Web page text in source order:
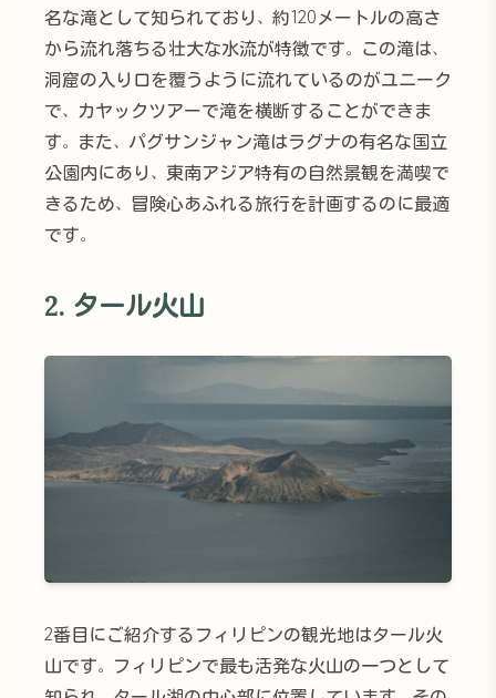
名な滝として知られており、約120メートルの高さ
から流れ落ちる壮大な水流が特徴です。この滝は、
洞窟の入り口を覆うように流れているのがユニーク
で、カヤックツアーで滝を横断することができま
す。また、パグサンジャン滝はラグナの有名な国立
公園内にあり、東南アジア特有の自然景観を満喫で
きるため、冒険心あふれる旅行を計画するのに最適
です。
2. タール火山
2番目にご紹介するフィリピンの観光地はタール火
山です。フィリピンで最も活発な火山の一つとして